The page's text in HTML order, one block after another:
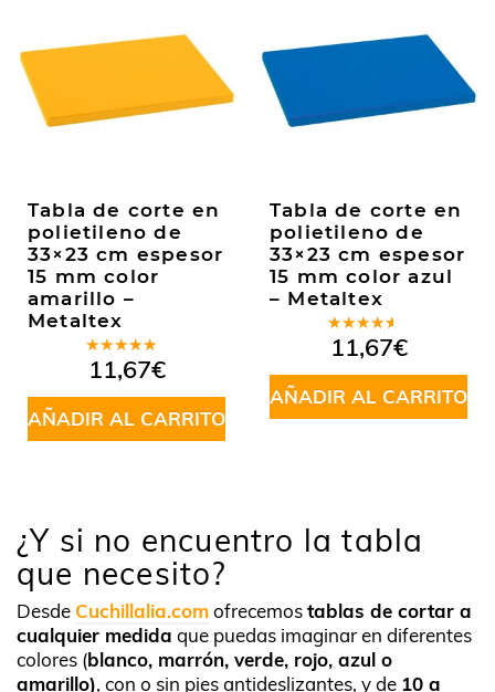
Tabla de corte en
polietileno de
33×23 cm espesor
15 mm color
amarillo –
Metaltex
Valorado
en5.00de
5
11,67€
AÑADIR AL CARRITO
Tabla de corte en
polietileno de
33×23 cm espesor
15 mm color azul
– Metaltex
Valorado
en4.00
de 5
11,67€
AÑADIR AL CARRITO
¿Y si no encuentro la tabla
que necesito?
Desde Cuchillalia.comofrecemostablas de cortar a
cualquier medida que puedas imaginar en diferentes
colores (blanco, marrón, verde, rojo, azul o
amarillo), con o sin pies antideslizantes, y de 10 a